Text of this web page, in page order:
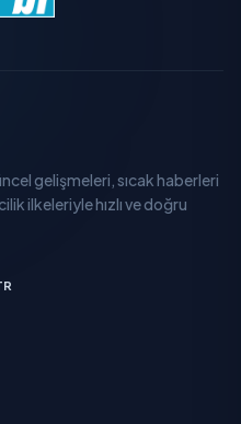
gelişmeleri, sıcak haberleri
ilkeleriyle hızlı ve doğru